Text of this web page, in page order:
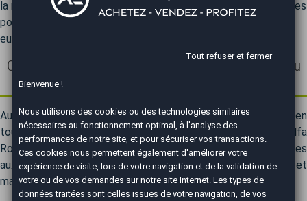
la marque. En 2021, le modèle a continué de montrer des signes
positifs de vente, avec une forte demande sur les marchés
européens et nord-américains.
Comment acheter une voiture Alfa Romeo Stelvio au
AutoEasy, votre allié pour acheter une Alfa Romeo Stelvio en
toute confiance. Découvrez notre panel de véhicules Alfa
Romeo Stelvio, des occasions méticuleusement inspectées
aux modèles neufs 0 km dernier cri. Économisez jusqu'à 30 % et
maîtrisez votre investissement automobile.
Tout refuser et fermer
Bienvenue !
Nous utilisons des cookies ou des technologies similaires
nécessaires au fonctionnement optimal, à l'analyse des
performances de notre site, et pour sécuriser vos transactions.
Ces cookies nous permettent également d'améliorer votre
expérience de visite, lors de votre navigation et de la validation de
votre ou de vos demandes sur notre site Internet. Les types de
données traitées sont celles issues de votre navigation, de vos